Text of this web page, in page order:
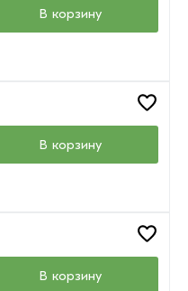
В корзину
В корзину
В корзину